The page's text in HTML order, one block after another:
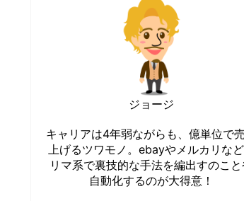
ジョージ
キャリアは4年弱ながらも、億単位で
上げるツワモノ。ebayやメルカリな
リマ系で裏技的な手法を編出すのこ
自動化するのが大得意！